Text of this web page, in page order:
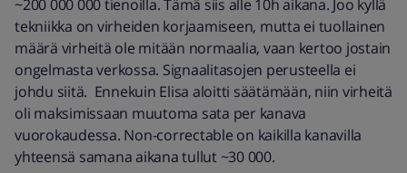
~200 000 000 tienoilla. Tämä siis alle 10h aikana. Joo kyllä
tekniikka on virheiden korjaamiseen, mutta ei tuollainen
määrä virheitä ole mitään normaalia, vaan kertoo jostain
ongelmasta verkossa. Signaalitasojen perusteella ei
johdu siitä. Ennekuin Elisa aloitti säätämään, niin virheitä
oli maksimissaan muutoma sata per kanava
vuorokaudessa. Non-correctable on kaikilla kanavilla
yhteensä samana aikana tullut ~30 000.